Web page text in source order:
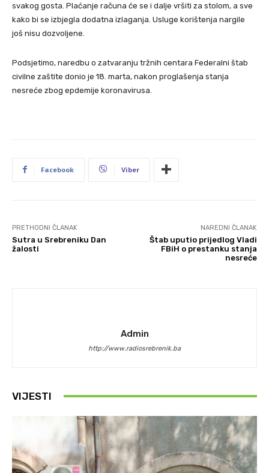
svakog gosta. Plaćanje računa će se i dalje vršiti za stolom, a sve
kako bi se izbjegla dodatna izlaganja. Usluge korištenja nargile
još nisu dozvoljene.
Podsjetimo, naredbu o zatvaranju tržnih centara Federalni štab
civilne zaštite donio je 18. marta, nakon proglašenja stanja
nesreće zbog epdemije koronavirusa.
Facebook Viber
PRETHODNI ČLANAK
Sutra u Srebreniku Dan
žalosti
NAREDNI ČLANAK
Štab uputio prijedlog Vladi
FBiH o prestanku stanja
nesreće
Admin
http://www.radiosrebrenik.ba
VIJESTI